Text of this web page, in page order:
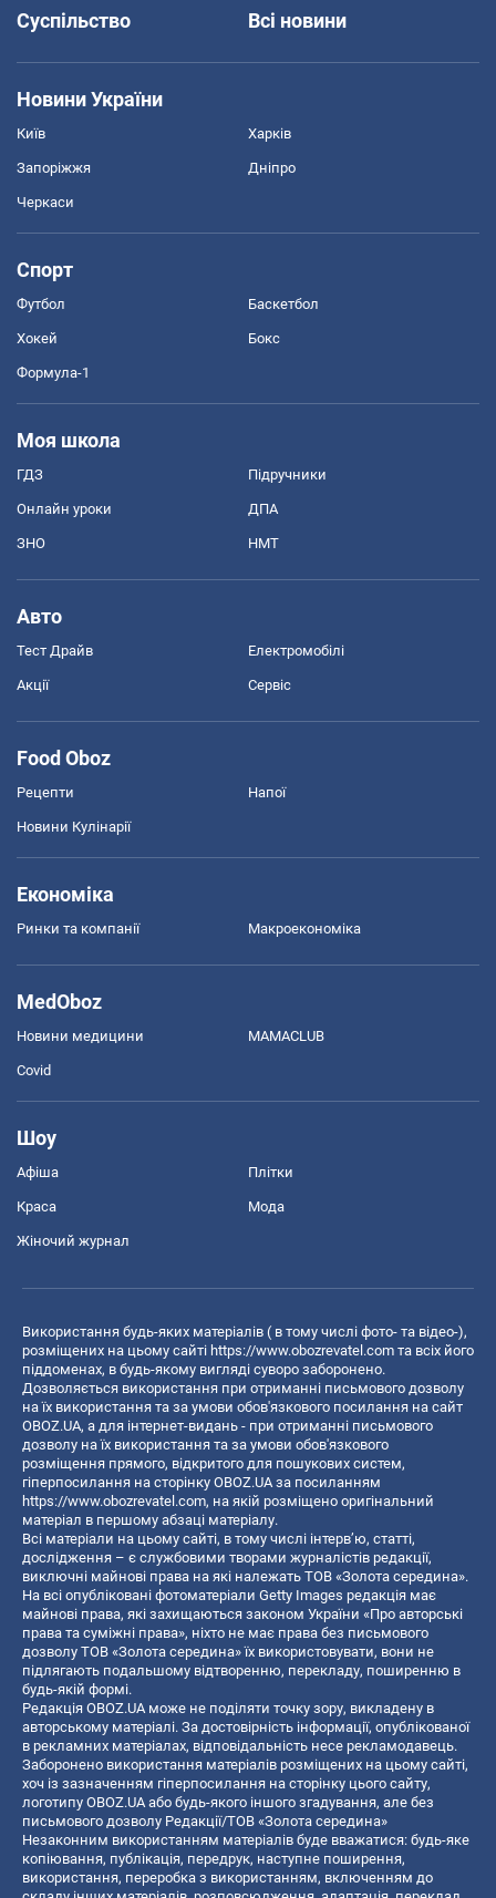
Суспільство
Всі новини
Новини України
Київ Харків
Запоріжжя Дніпро
Черкаси
Спорт
Футбол Баскетбол
Хокей Бокс
Формула-1
Моя школа
ГДЗ Підручники
Онлайн уроки ДПА
ЗНО НМТ
Авто
Тест Драйв Електромобілі
Акції Сервіс
Food Oboz
Рецепти Напої
Новини Кулінарії
Економіка
Ринки та компанії Макроекономіка
MedOboz
Новини медицини MAMACLUB
Covid
Шоу
Афіша Плітки
Краса Мода
Жіночий журнал
Використання будь-яких матеріалів ( в тому числі фото- та відео-),
розміщених на цьому сайті https://www.obozrevatel.com та всіх його
піддоменах, в будь-якому вигляді суворо заборонено.
Дозволяється використання при отриманні письмового дозволу
на їх використання та за умови обов'язкового посилання на сайт
OBOZ.UA, а для інтернет-видань - при отриманні письмового
дозволу на їх використання та за умови обов'язкового
розміщення прямого, відкритого для пошукових систем,
гіперпосилання на сторінку OBOZ.UA за посиланням
https://www.obozrevatel.com, на якій розміщено оригінальний
матеріал в першому абзаці матеріалу.
Всі матеріали на цьому сайті, в тому числі інтерв’ю, статті,
дослідження – є службовими творами журналістів редакції,
виключні майнові права на які належать ТОВ «Золота середина».
На всі опубліковані фотоматеріали Getty Images редакція має
майнові права, які захищаються законом України «Про авторські
права та суміжні права», ніхто не має права без письмового
дозволу ТОВ «Золота середина» їх використовувати, вони не
підлягають подальшому відтворенню, перекладу, поширенню в
будь-якій формі.
Редакція OBOZ.UA може не поділяти точку зору, викладену в
авторському матеріалі. За достовірність інформації, опублікованої
в рекламних матеріалах, відповідальність несе рекламодавець.
Заборонено використання матеріалів розміщених на цьому сайті,
хоч із зазначенням гіперпосилання на сторінку цього сайту,
логотипу OBOZ.UA або будь-якого іншого згадування, але без
письмового дозволу Редакції/ТОВ «Золота середина»
Незаконним використанням матеріалів буде вважатися: будь-яке
копiювання, публiкацiя, передрук, наступне поширення,
використання, переробка з використанням, включенням до